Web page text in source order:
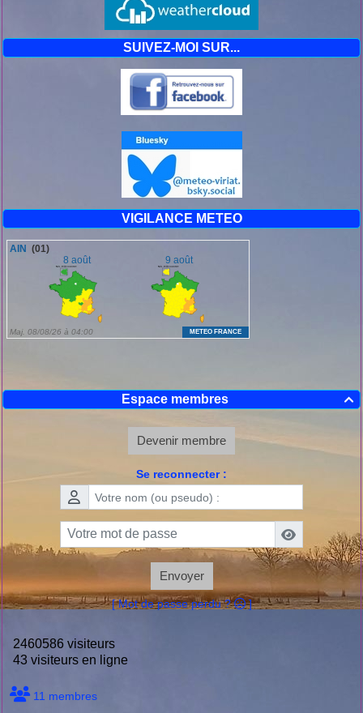
SUIVEZ-MOI SUR...
VIGILANCE METEO

Espace membres
Devenir membre
Se reconnecter :
Envoyer
[ Mot de passe perdu ? ]
2460586 visiteurs
43 visiteurs en ligne
11 membres